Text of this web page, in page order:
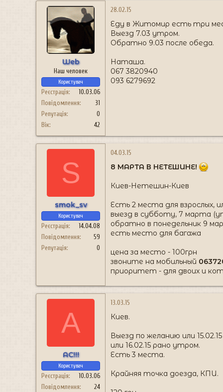
Web
Наш человек
Користувач
Реєстрація
10.03.06
Повідомлення
31
Репутація
0
Вік
42
28.02.15
Еду в Житомир есть три
Выезд 7.03 утром.
Обратно 9.03 после обеда.
Наташа.
067 3820940
093 6279692
S
smok_sv
Користувач
Реєстрація
14.04.08
Повідомлення
59
Репутація
0
04.03.15
8 МАРТА В НЕТЕШИНЕ!
Киев-Нетешин-Киев
Есть 2 места для взрослых,
выезд в субботу, 7 марта
обратно в понедельник 9
есть место для багажа
цена за место - 100грн
звоните на мобильный
приоритет - для двоих и
A
AC!!!
Користувач
Реєстрація
10.03.06
Повідомлення
24
13.03.15
Киев.
Выезд по желанию или
или 16.02.15 рано утром.
Есть 3 места.
Крайняя точка доезда, КПИ.